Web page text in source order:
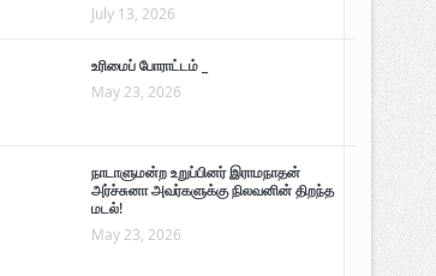
July 13, 2026
உரிமைப் போராட்டம் _
May 23, 2026
நாடாளுமன்ற உறுப்பினர் இராமநாதன்
அர்ச்சுனா அவர்களுக்கு நிலவனின் திறந்த
மடல்!
May 23, 2026